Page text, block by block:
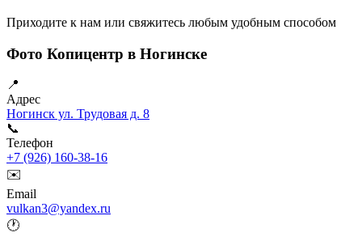
Приходите к нам или свяжитесь любым удобным способом
Фото Копицентр в Ногинске
📍
Адрес
Ногинск ул. Трудовая д. 8
📞
Телефон
+7 (926) 160-38-16
✉️
Email
vulkan3@yandex.ru
🕐